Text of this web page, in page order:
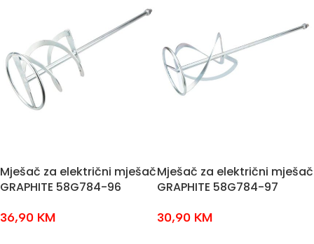
Mješač za električni mješač
GRAPHITE 58G784-96
36,90 KM
Mješač za električni mješač
GRAPHITE 58G784-97
30,90 KM